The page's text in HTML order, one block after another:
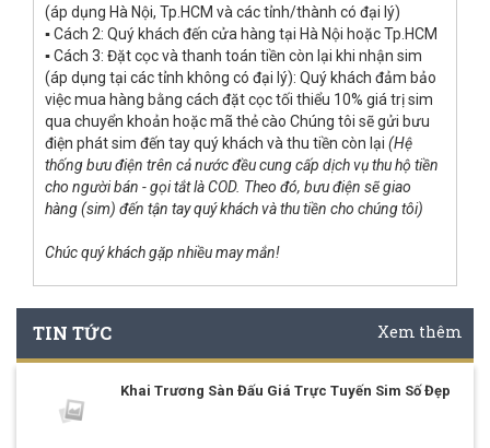
(áp dụng Hà Nội, Tp.HCM và các tỉnh/thành có đại lý)
▪ Cách 2: Quý khách đến cửa hàng tại Hà Nội hoặc Tp.HCM
▪ Cách 3: Đặt cọc và thanh toán tiền còn lại khi nhận sim
(áp dụng tại các tỉnh không có đại lý): Quý khách đảm bảo
việc mua hàng bằng cách đặt cọc tối thiểu 10% giá trị sim
qua chuyển khoản hoặc mã thẻ cào Chúng tôi sẽ gửi bưu
điện phát sim đến tay quý khách và thu tiền còn lại (Hệ
thống bưu điện trên cả nước đều cung cấp dịch vụ thu hộ tiền
cho người bán - gọi tắt là COD. Theo đó, bưu điện sẽ giao
hàng (sim) đến tận tay quý khách và thu tiền cho chúng tôi)
Chúc quý khách gặp nhiều may mắn!
TIN TỨC Xem thêm
Khai Trương Sàn Đấu Giá Trực Tuyến Sim Số Đẹp